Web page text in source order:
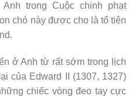
trong Cuộc chinh phạt
chó này được cho là tổ tiên
ở Anh từ rất sớm trong lịch
của Edward II (1307, 1327)
chiếc vòng đeo tay cực